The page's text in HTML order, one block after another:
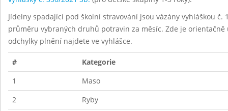
Jídelny spadající pod školní stravování jsou vázány vyhláškou
průměru vybraných druhů potravin za měsíc. Zde je
odchylky plnění najdete ve vyhlášce.
#
Kategorie
1
Maso
2
Ryby